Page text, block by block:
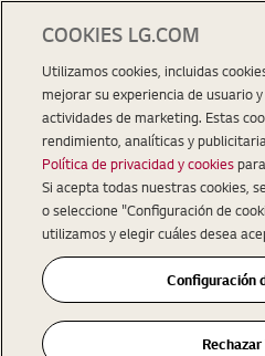
COOKIES LG.COM
Utilizamos cookies, incluidas
mejorar su experiencia de usuario
actividades de marketing. Estas
rendimiento, analíticas y
Política de privacidad y cookies
Si acepta todas nuestras cookies,
o seleccione "Configuración de
utilizamos y elegir cuáles desea
Configuración
Rechazar